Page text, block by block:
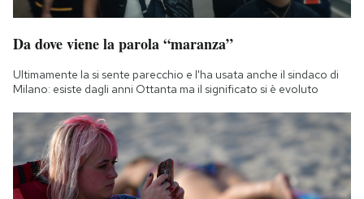
Da dove viene la parola “maranza”
Ultimamente la si sente parecchio e l'ha usata anche il sindaco di
Milano: esiste dagli anni Ottanta ma il significato si è evoluto